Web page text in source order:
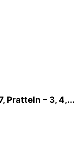
Pratteln – 3, 4,...